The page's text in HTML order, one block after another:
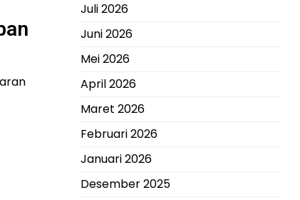
Juli 2026
Juni 2026
Mei 2026
April 2026
Maret 2026
Februari 2026
Januari 2026
Desember 2025